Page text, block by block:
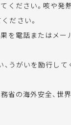
ください。咳や発
ださい。
を電話またはメー
うがいを励行し
の海外安全、世